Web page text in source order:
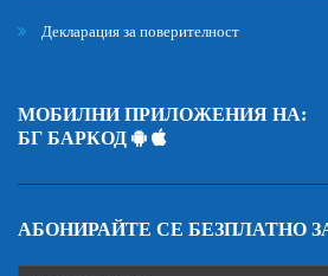
Декларация за поверителност
МОБИЛНИ ПРИЛОЖЕНИЯ НА:
БГ БАРКОД
АБОНИРАЙТЕ СЕ БЕЗПЛАТНО